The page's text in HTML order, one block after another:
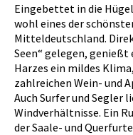
Eingebettet in die Hügel
wohl eines der
Mitteldeutschland.
Seen“ gelegen, genießt
Harzes ein mildes
zahlreichen Wein- und
Auch Surfer und Segler
Windverhältnisse. Ein
der Saale- und